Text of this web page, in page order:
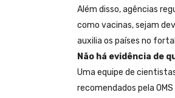
Além disso, agências
como vacinas, sejam
auxilia os países no
Não há evidência de
Uma equipe de
recomendados pela